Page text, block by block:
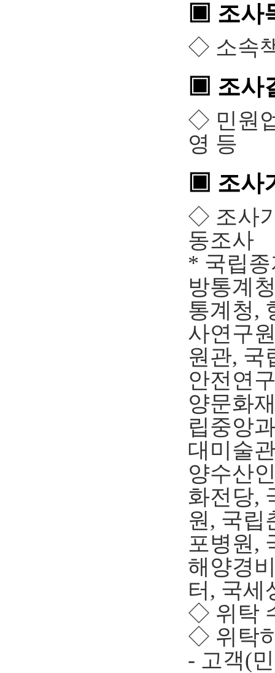
▣ 조사
◇ 소속
▣ 조사
◇ 민원
영 등
▣ 조사
◇ 조사
동조사
* 국립
방통계
통계청,
사연구
원관, 국
안전연
양문화
립중앙
대미술
양수산
화전당,
원, 국립
포병원,
해양경
터, 국세
◇ 위탁
◇ 위탁
- 고객(